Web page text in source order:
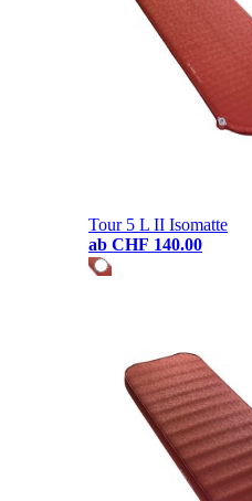
Tour 5 L II Isomatte
ab CHF 140.00